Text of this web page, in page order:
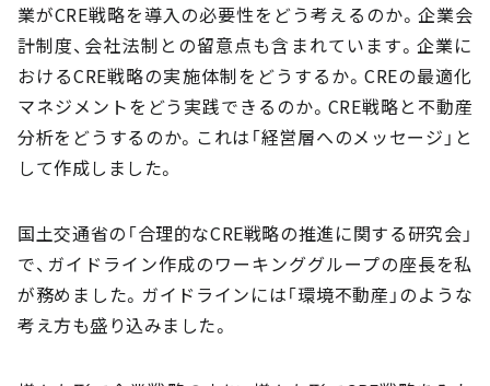
業がCRE戦略を導入の必要性をどう考えるのか。企業会
計制度、会社法制との留意点も含まれています。企業に
おけるCRE戦略の実施体制をどうするか。CREの最適化
マネジメントをどう実践できるのか。CRE戦略と不動産
分析をどうするのか。これは「経営層へのメッセージ」と
して作成しました。
国土交通省の「合理的なCRE戦略の推進に関する研究会」
で、ガイドライン作成のワーキンググループの座長を私
が務めました。ガイドラインには「環境不動産」のような
考え方も盛り込みました。